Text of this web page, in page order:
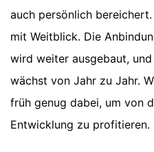
auch persönlich
mit Weitblick. Die
wird weiter ausgebaut,
wächst von Jahr zu Jahr.
früh genug dabei, um von
Entwicklung zu profitieren.